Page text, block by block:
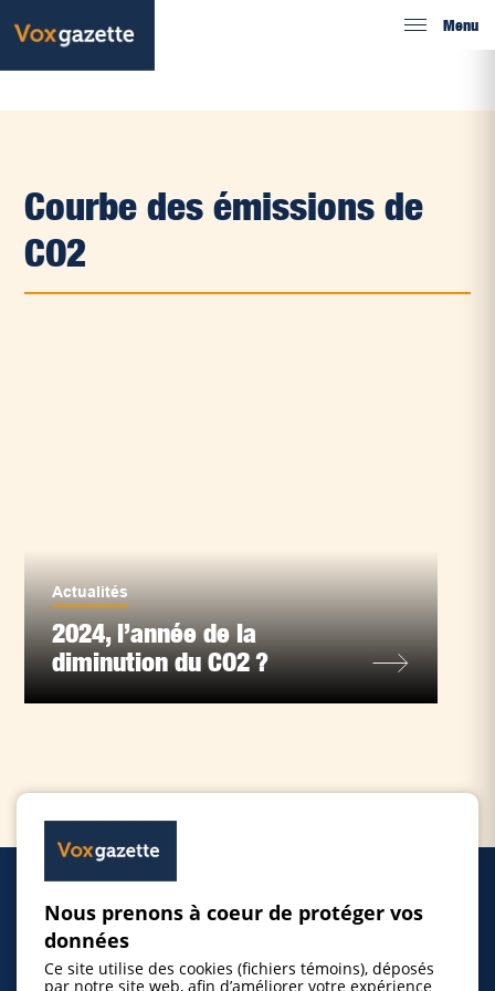
Menu
Courbe des émissions de
CO2
Actualités
2024, l’année de la
diminution du CO2 ?
Inscrire un événement
Nous prenons à coeur de protéger vos
données
Ce site utilise des cookies (fichiers témoins), déposés
par notre site web, afin d’améliorer votre expérience